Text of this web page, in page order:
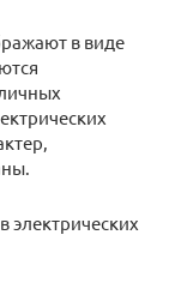
в виде
электрических